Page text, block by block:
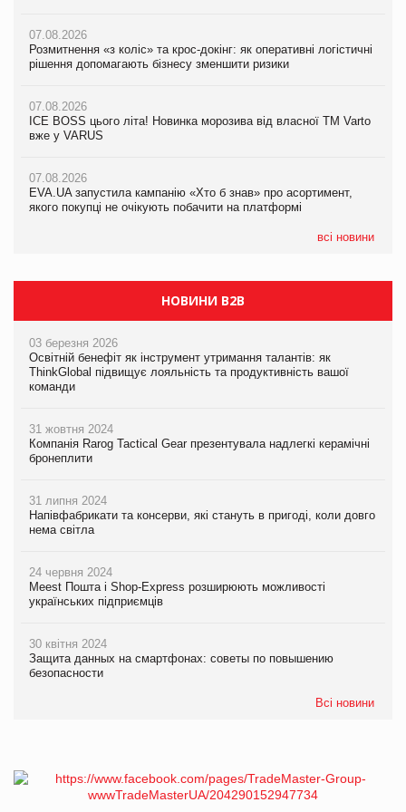
07.08.2026
Розмитнення «з коліс» та крос-докінг: як оперативні логістичні
рішення допомагають бізнесу зменшити ризики
07.08.2026
ICE BOSS цього літа! Новинка морозива від власної ТМ Varto
вже у VARUS
07.08.2026
EVA.UA запустила кампанію «Хто б знав» про асортимент,
якого покупці не очікують побачити на платформі
всі новини
07.08.2026
Розмитнення «з коліс» та крос-докінг: як оперативні логістичні
рішення допомагають бізнесу зменшити ризики
07.08.2026
ICE BOSS цього літа! Новинка морозива від власної ТМ Varto
вже у VARUS
07.08.2026
EVA.UA запустила кампанію «Хто б знав» про асортимент,
якого покупці не очікують побачити на платформі
07.08.2026
Kraft Heinz скоротила збиток у першому півріччі
Продажі Hugo Boss впали на 9%
НОВИНИ B2B
03 березня 2026
Освітній бенефіт як інструмент утримання талантів: як
ThinkGlobal підвищує лояльність та продуктивність вашої
команди
31 жовтня 2024
Компанія Rarog Tactical Gear презентувала надлегкі керамічні
бронеплити
31 липня 2024
Напівфабрикати та консерви, які стануть в пригоді, коли довго
нема світла
24 червня 2024
Meest Пошта і Shop-Express розширюють можливості
українських підприємців
30 квітня 2024
Защита данных на смартфонах: советы по повышению
безопасности
Всі новини